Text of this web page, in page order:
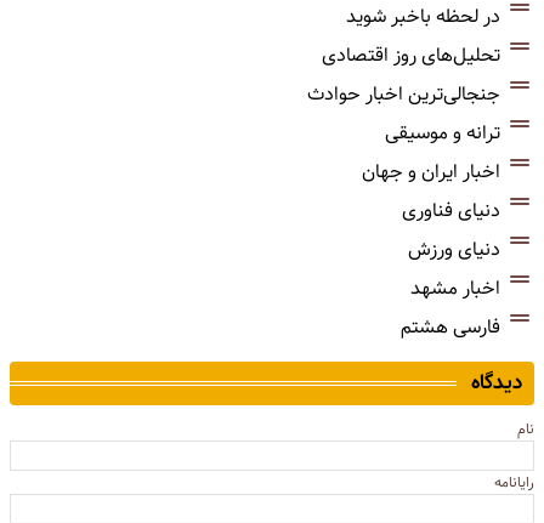
در لحظه باخبر شوید
تحلیل‌های روز اقتصادی
جنجالی‌ترین اخبار حوادث
ترانه و موسیقی
اخبار ایران و جهان
دنیای فناوری
دنیای ورزش
اخبار مشهد
فارسی هشتم
دیدگاه
نام
رایانامه